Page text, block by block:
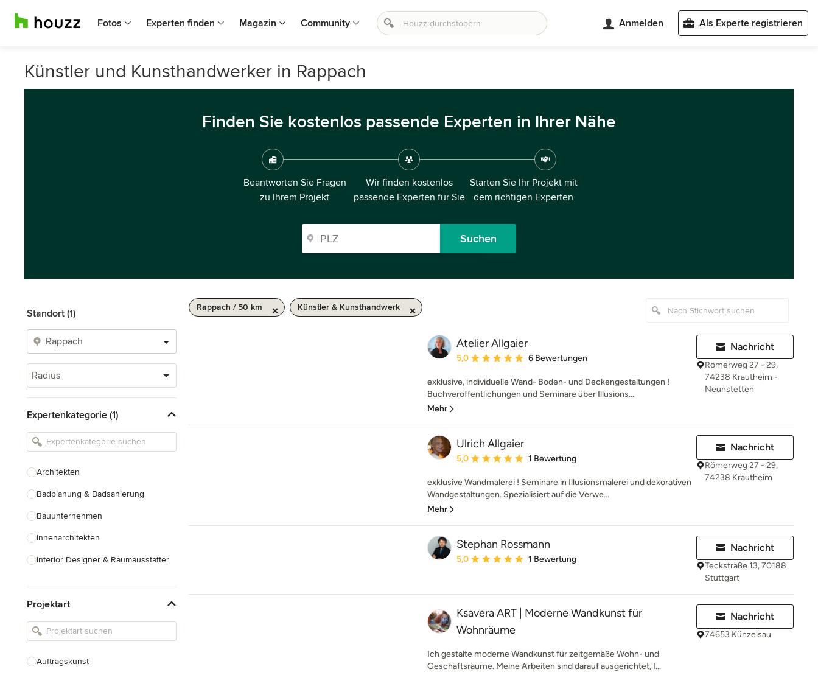
Fotos Experten finden Magazin Community Anmelden Als Experte registrieren
Künstler und Kunsthandwerker in Rappach
Finden Sie kostenlos passende Experten in Ihrer Nähe
Beantworten Sie Fragen
zu Ihrem Projekt
Wir finden kostenlos
passende Experten für Sie
Starten Sie Ihr Projekt mit
dem richtigen Experten
Suchen
Standort (1)
Radius
Expertenkategorie (1)
Architekten
Badplanung & Badsanierung
Bauunternehmen
Innenarchitekten
Interior Designer & Raumausstatter
Landschaftsarchitekten
Armaturen & Sanitärbedarf
Einbauschränke
Projektart
Auftragskunst
Rappach / 50 km Künstler & Kunsthandwerk
Atelier Allgaier
Durchschnittliche Bewertung: 5 von 5 Sternen
5,0 6 Bewertungen
exklusive, individuelle Wand- Boden- und Deckengestaltungen !
Buchveröffentlichungen und Seminare über Illusions...
Mehr
Nachricht
Römerweg 27 - 29,
74238 Krautheim -
Neunstetten
Ulrich Allgaier
Durchschnittliche Bewertung: 5 von 5 Sternen
5,0 1 Bewertung
exklusive Wandmalerei ! Seminare in Illusionsmalerei und dekorativen
Wandgestaltungen. Spezialisiert auf die Verwe...
Mehr
Nachricht
Römerweg 27 - 29,
74238 Krautheim
Stephan Rossmann
Durchschnittliche Bewertung: 5 von 5 Sternen
5,0 1 Bewertung
Nachricht
Teckstraße 13, 70188
Stuttgart
Ksavera ART | Moderne Wandkunst für
Wohnräume
Ich gestalte moderne Wandkunst für zeitgemäße Wohn- und
Geschäftsräume. Meine Arbeiten sind darauf ausgerichtet, I...
Nachricht
74653 Künzelsau